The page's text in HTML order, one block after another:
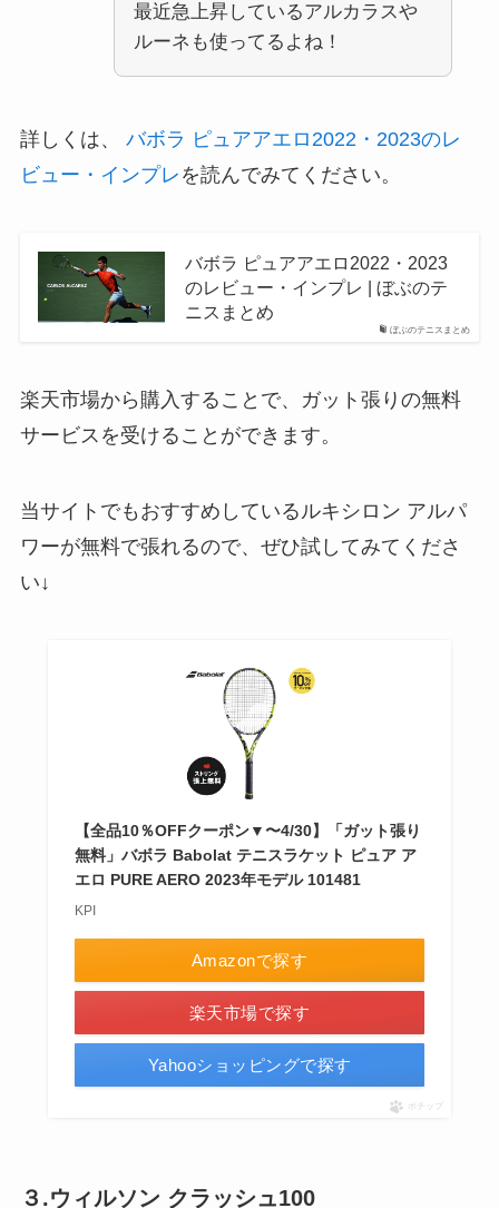
最近急上昇しているアルカラスや
ルーネも使ってるよね！
詳しくは、 バボラ ピュアアエロ2022・2023のレ
ビュー・インプレ を読んでみてください。
ぼぶのテニスまとめ
バボラ ピュアアエロ2022・2023
のレビュー・インプレ | ぼぶのテ
ニスまとめ
楽天市場から購入することで、ガット張りの無料
サービスを受けることができます。
当サイトでもおすすめしているルキシロン アルパ
ワーが無料で張れるので、ぜひ試してみてくださ
い↓
【全品10％OFFクーポン▼〜4/30】「ガット張り
無料」バボラ Babolat テニスラケット ピュア ア
エロ PURE AERO 2023年モデル 101481
KPI
Amazonで探す
楽天市場で探す
Yahooショッピングで探す
ポチップ
３.ウィルソン クラッシュ100